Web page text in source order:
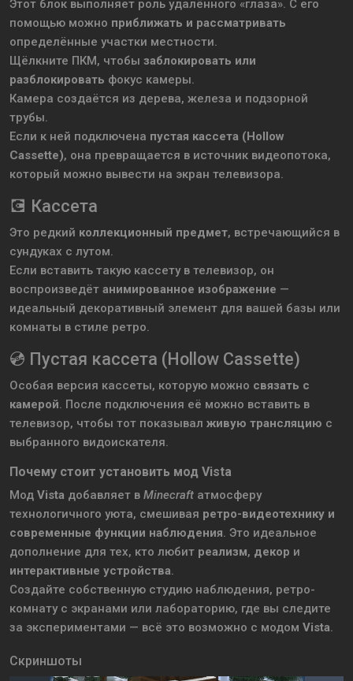
Этот блок выполняет роль удалённого «глаза». С его
помощью можно приближать и рассматривать
определённые участки местности.
Щёлкните ПКМ, чтобы заблокировать или
разблокировать фокус камеры.
Камера создаётся из дерева, железа и подзорной
трубы.
Если к ней подключена пустая кассета (Hollow
Cassette), она превращается в источник видеопотока,
который можно вывести на экран телевизора.
💽 Кассета
Это редкий коллекционный предмет, встречающийся в
сундуках с лутом.
Если вставить такую кассету в телевизор, он
воспроизведёт анимированное изображение —
идеальный декоративный элемент для вашей базы или
комнаты в стиле ретро.
💿 Пустая кассета (Hollow Cassette)
Особая версия кассеты, которую можно связать с
камерой. После подключения её можно вставить в
телевизор, чтобы тот показывал живую трансляцию с
выбранного видоискателя.
Почему стоит установить мод Vista
Мод Vista добавляет в Minecraft атмосферу
технологичного уюта, смешивая ретро-видеотехнику и
современные функции наблюдения. Это идеальное
дополнение для тех, кто любит реализм, декор и
интерактивные устройства.
Создайте собственную студию наблюдения, ретро-
комнату с экранами или лабораторию, где вы следите
за экспериментами — всё это возможно с модом Vista.
Скриншоты